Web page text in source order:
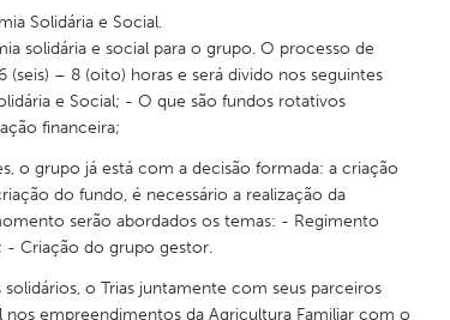
MA Gloucester, MA
Miami, FL
MN Oahu, HI
TX San Francisco, CA San Jose,
IN St. Paul, MN State
Solidária e Social.
solidária e social para o grupo. O processo de
– 8 (oito) horas e será divido nos seguintes
e Social; - O que são fundos rotativos
financeira;
o grupo já está com a decisão formada: a criação
do fundo, é necessário a realização da
serão abordados os temas: - Regimento
- Criação do grupo gestor.
o Trias juntamente com seus parceiros
nos empreendimentos da Agricultura Familiar com o